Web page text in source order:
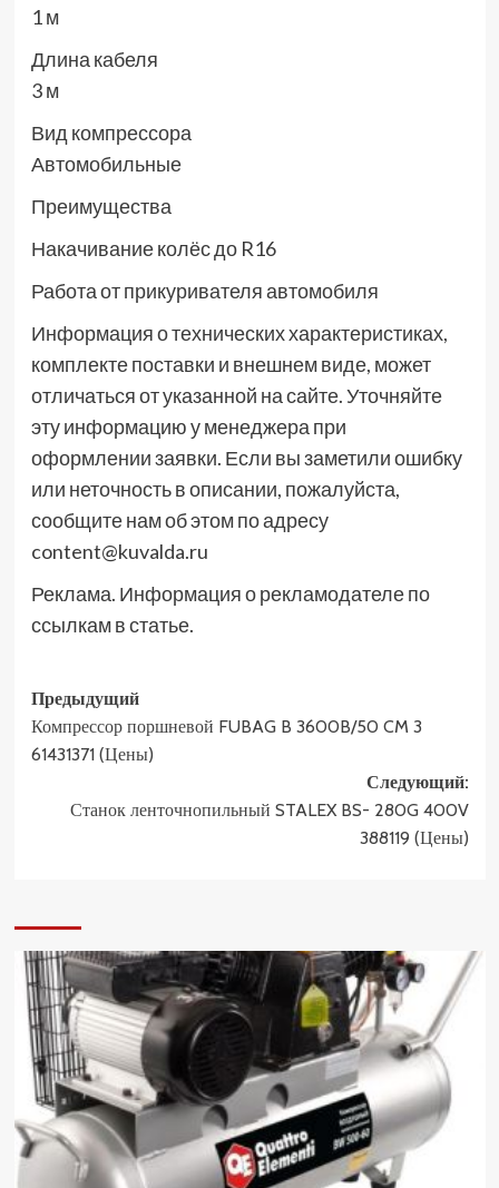
1 м
Длина кабеля
3 м
Вид компрессора
Автомобильные
Преимущества
Накачивание колёс до R16
Работа от прикуривателя автомобиля
Информация о технических характеристиках,
комплекте поставки и внешнем виде, может
отличаться от указанной на сайте. Уточняйте
эту информацию у менеджера при
оформлении заявки. Если вы заметили ошибку
или неточность в описании, пожалуйста,
сообщите нам об этом по адресу
content@kuvalda.ru
Реклама. Информация о рекламодателе по
ссылкам в статье.
Навигация
записи
Предыдущий
Компрессор поршневой FUBAG B 3600B/50 CM 3
61431371 (Цены)
Следующий:
Станок ленточнопильный STALEX BS- 280G 400V
388119 (Цены)